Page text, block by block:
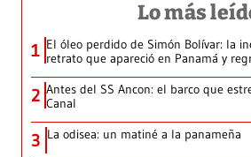
Lo más
1 El óleo perdido de Simón Bolívar: la
retrato que apareció en Panamá y
2 Antes del SS Ancon: el barco que
Canal
3 La odisea: un matiné a la panameña